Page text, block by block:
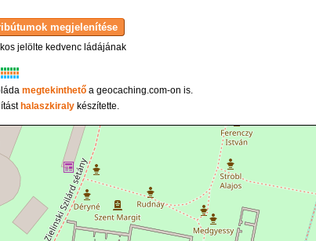
jelölte kedvenc ládájának
megtekinthetőa geocaching.com-on is.
halaszkiralykészítette.